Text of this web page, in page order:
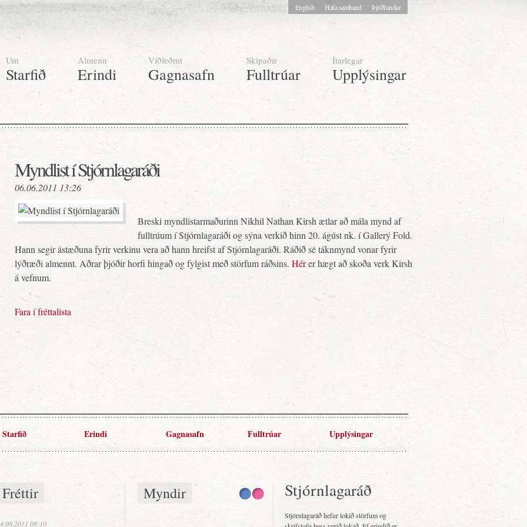
Um
Starfið
Almenn
Erindi
Víðfeðmt
Gagnasafn
Skipaðir
Fulltrúar
Ítarlegar
Upplýsingar
English Hafa samband Þjóðfundur
Myndlist í Stjórnlagaráði
06.06.2011 13:26
Breski myndlistarmaðurinn Nikhil Nathan Kirsh ætlar að mála mynd af
fulltrúum í Stjórnlagaráði og sýna verkið hinn 20. ágúst nk. í Gallerý Fold.
Hann segir ástæðuna fyrir verkinu vera að hann hreifst af Stjórnlagaráði. Ráðið sé táknmynd vonar fyrir
lýðræði almennt. Aðrar þjóðir horfi hingað og fylgist með störfum ráðsins. Hérer hægt að skoða verk Kirsh
á vefnum.
Fara í fréttalista
Starfið Erindi Gagnasafn Fulltrúar Upplýsingar
Fréttir
08:10
Myndir Stjórnlagaráð
Stjórnlagaráð hefur lokið störfum og